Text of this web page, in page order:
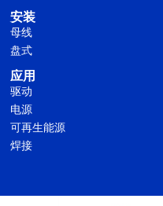
安装
母线
盘式
应用
驱动
电源
可再生能源
焊接